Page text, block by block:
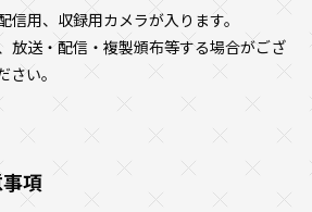
信用、収録用カメラが入ります。
放送・配信・複製頒布等する場合がござ
い。
項